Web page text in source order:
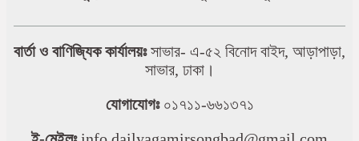
বার্তা ও বাণিজ্যিক কার্যালয়ঃসাভার- এ-৫২ বিনোদ বাইদ, আড়াপাড়া,
সাভার, ঢাকা।
যোগাযোগঃ০১৭১১-৬৬১৩৭১